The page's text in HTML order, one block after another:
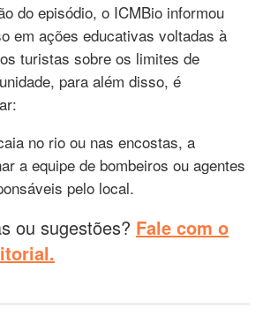
do episódio, o ICMBio informou
em ações educativas voltadas à
turistas sobre os limites de
para além disso, é
no rio ou nas encostas, a
a equipe de bombeiros ou agentes
pelo local.
ou sugestões? Fale com o